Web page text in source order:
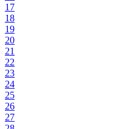
17
18
19
20
21
22
23
24
25
26
27